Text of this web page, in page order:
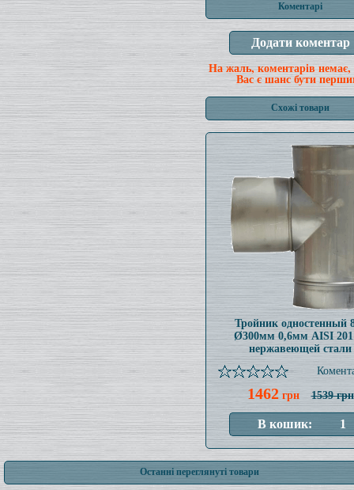
Коментарі
На жаль, коментарів немає,
Вас є шанс бути
Схожі товари
Тройник одностенный
Ø300мм 0,6мм AISI 201
нержавеющей стали
1462грн 1539 грн
Останні переглянуті товари